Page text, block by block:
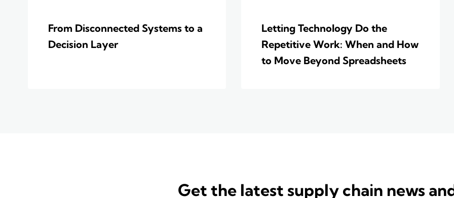
From Disconnected Systems to a
Decision Layer
Letting Technology Do the
Repetitive Work: When and How
to Move Beyond Spreadsheets
Get the latest supply chain news